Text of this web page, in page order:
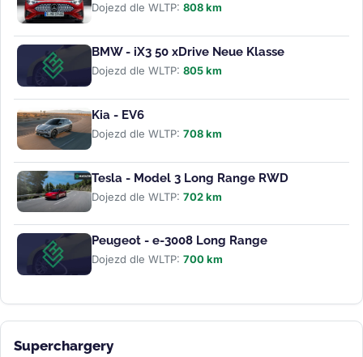
Dojezd dle WLTP: 808 km
BMW - iX3 50 xDrive Neue Klasse
Dojezd dle WLTP: 805 km
Kia - EV6
Dojezd dle WLTP: 708 km
Tesla - Model 3 Long Range RWD
Dojezd dle WLTP: 702 km
Peugeot - e-3008 Long Range
Dojezd dle WLTP: 700 km
Superchargery